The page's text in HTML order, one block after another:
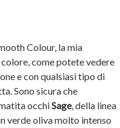
Colour, la mia
come potete vedere
e con qualsiasi tipo di
Sono sicura che
occhiSage, della linea
verde oliva molto intenso